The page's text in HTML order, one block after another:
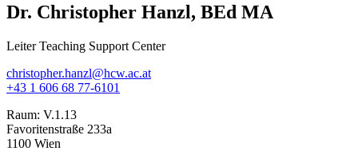
Dr. Christopher Hanzl, BEd MA
Leiter Teaching Support Center
christopher.hanzl@hcw.ac.at
+43 1 606 68 77-6101
Raum: V.1.13
Favoritenstraße 233a
1100 Wien